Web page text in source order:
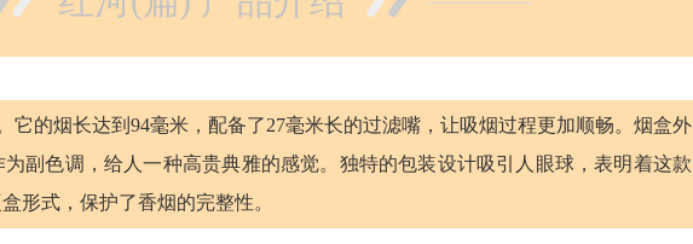
它的烟长达到94毫米，配备了27毫米长的过滤嘴，让吸烟过程更加顺畅。烟盒外
副色调，给人一种高贵典雅的感觉。独特的包装设计吸引人眼球，表明着这款
形式，保护了香烟的完整性。